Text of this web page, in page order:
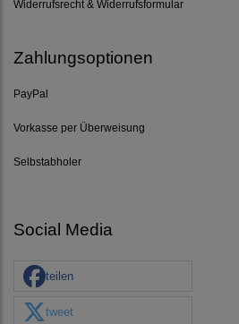
Widerrufsrecht & Widerrufsformular
Zahlungsoptionen
PayPal
Vorkasse per Überweisung
Selbstabholer
Social Media
teilen
tweet